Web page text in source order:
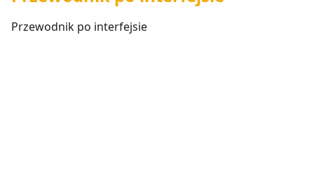
Przewodnik po interfejsie